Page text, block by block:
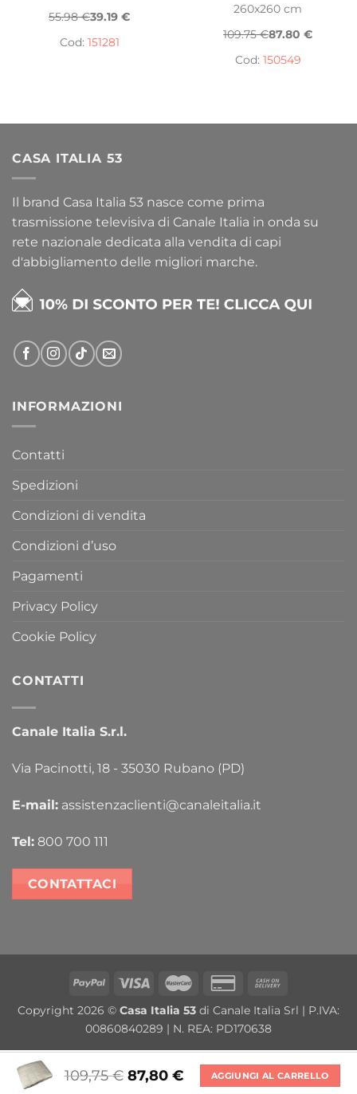
55.98 €39.19 €
Cod: 151281
260x260 cm
109.75 €87.80 €
Cod: 150549
CASA ITALIA 53
Il brand Casa Italia 53 nasce come prima
trasmissione televisiva di Canale Italia in onda su
rete nazionale dedicata alla vendita di capi
d'abbigliamento delle migliori marche.
INFORMAZIONI
Contatti
Spedizioni
Condizioni di vendita
Condizioni d’uso
Pagamenti
Privacy Policy
Cookie Policy
CONTATTI
Canale Italia S.r.l.
Via Pacinotti, 18 - 35030 Rubano (PD)
E-mail: assistenzaclienti@canaleitalia.it
Tel: 800 700 111
CONTATTACI
PayPal Visa MasterCardCredit
2
Delivery
Copyright 2026 © Casa Italia 53 di Canale Italia Srl | P.IVA:
00860840289 | N. REA: PD170638
109,75€ 87,80 € AGGIUNGI AL CARRELLO